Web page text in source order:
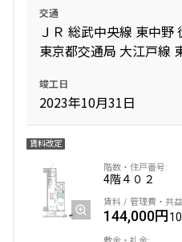
交通
ＪＲ 総武中央線 東中野
東京都交通局 大江戸線
竣工日
2023年10月31日
賃料改定
4階４０２
144,000円